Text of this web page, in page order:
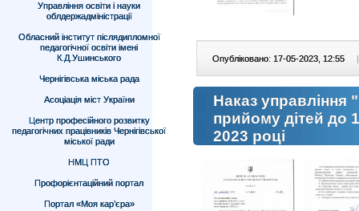
Управління освіти і науки
облдержадміністрації
Обласний інститут післядипломної
педагогічної освіти імені
К.Д.Ушинського
Чернігівська міська рада
Асоціація міст України
Центр професійного розвитку
педагогічних працівників Чернігівської
міської ради
НМЦ ПТО
Профорієнтаційний портал
Портал «Моя кар’єра»
Опубліковано: 17-05-2023, 12:55 |
Наказ управління
прийому дітей до
2023 році